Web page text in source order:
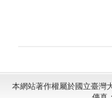
本網站著作權屬於國立臺灣